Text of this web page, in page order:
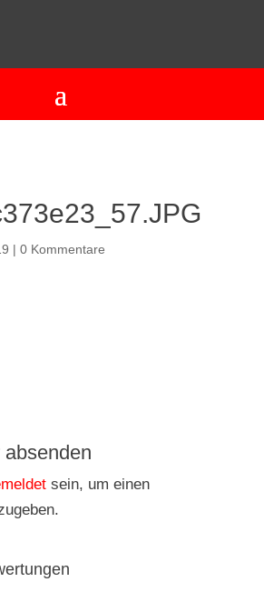
| 0 Kommentare
sein, um einen